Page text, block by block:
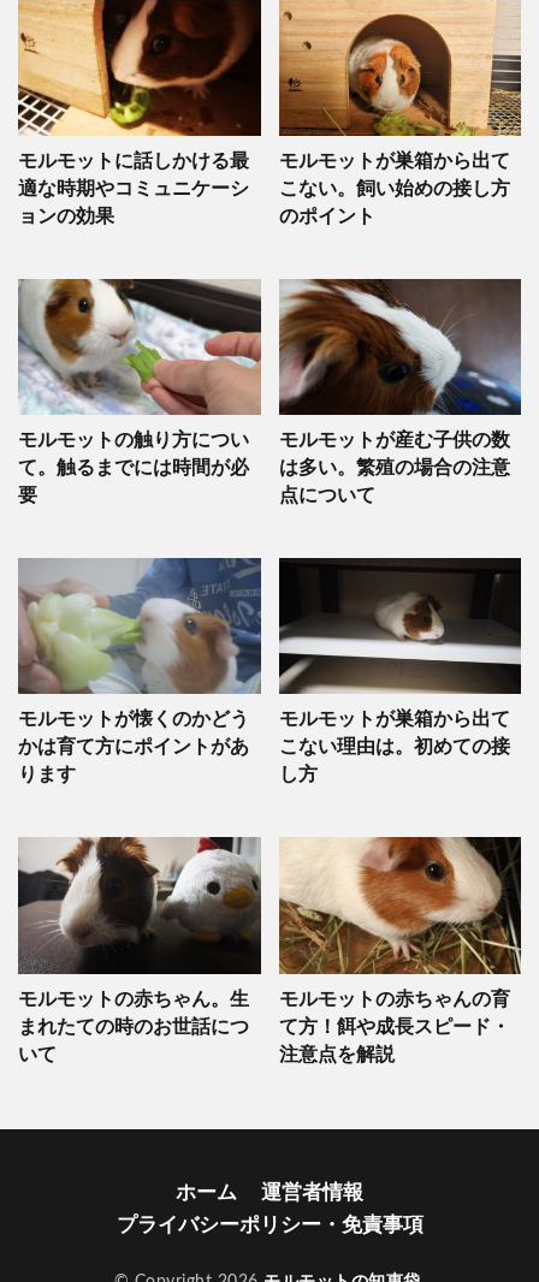
モルモットに話しかける最
適な時期やコミュニケーシ
ョンの効果
モルモットが巣箱から出て
こない。飼い始めの接し方
のポイント
モルモットの触り方につい
て。触るまでには時間が必
要
モルモットが産む子供の数
は多い。繁殖の場合の注意
点について
モルモットが懐くのかどう
かは育て方にポイントがあ
ります
モルモットが巣箱から出て
こない理由は。初めての接
し方
モルモットの赤ちゃん。生
まれたての時のお世話につ
いて
モルモットの赤ちゃんの育
て方！餌や成長スピード・
注意点を解説
ホーム
運営者情報
プライバシーポリシー・免責事項